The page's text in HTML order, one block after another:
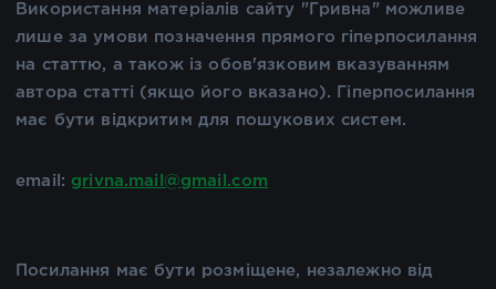
Використання матеріалів сайту "Гривна" можливе
лише за умови позначення прямого гіперпосилання
на статтю, а також із обов'язковим вказуванням
автора статті (якщо його вказано). Гіперпосилання
має бути відкритим для пошукових систем.
email: grivna.mail@gmail.com
Посилання має бути розміщене, незалежно від